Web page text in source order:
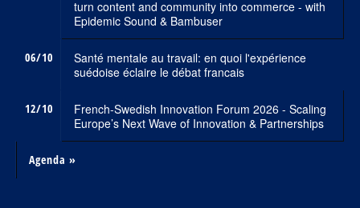
turn content and community into commerce - with
Epidemic Sound & Bambuser
06/10
Santé mentale au travail: en quoi l'expérience
suédoise éclaire le débat francais
12/10
French-Swedish Innovation Forum 2026 - Scaling
Europe’s Next Wave of Innovation & Partnerships
Agenda »